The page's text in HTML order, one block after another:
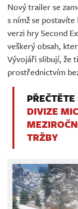
Nový trailer se
s nímž se
verzi hry Second
veškerý obsah,
Vývojáři slibují, že
prostřednictvím
DIVIZE
TRŽBY